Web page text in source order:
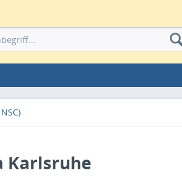
Karlsruhe